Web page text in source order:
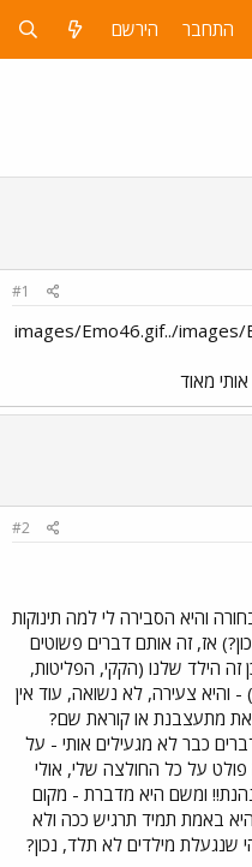
התחבר הירשם
#1
מאוד
#2
והיא הסבירה לי למה תינוקות
אז, זה אותם דברים פשוטים
הילד שלנו (הקקי, הפליטות,
והיא צעירה, לא נשואה, עוד אין
מתעצבנת או קוראת שם?
כבר לא מגעילים אותי - על
על כל החולצה שלי, אולי
ומשם היא מדברת - מקום
באמת תמיד תרגיש ככה ולא
מילדים לא תלד, נכון?